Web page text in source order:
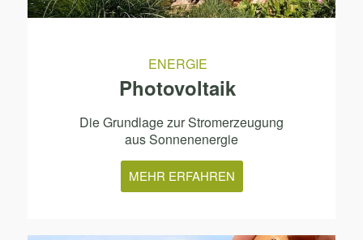
ENERGIE
Photovoltaik
Die Grundlage zur Stromerzeugung
aus Sonnenenergie
MEHR ERFAHREN